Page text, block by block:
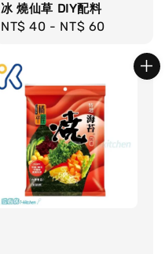
冰 燒仙草 DIY配料
Regular
NT$ 40 - NT$ 60